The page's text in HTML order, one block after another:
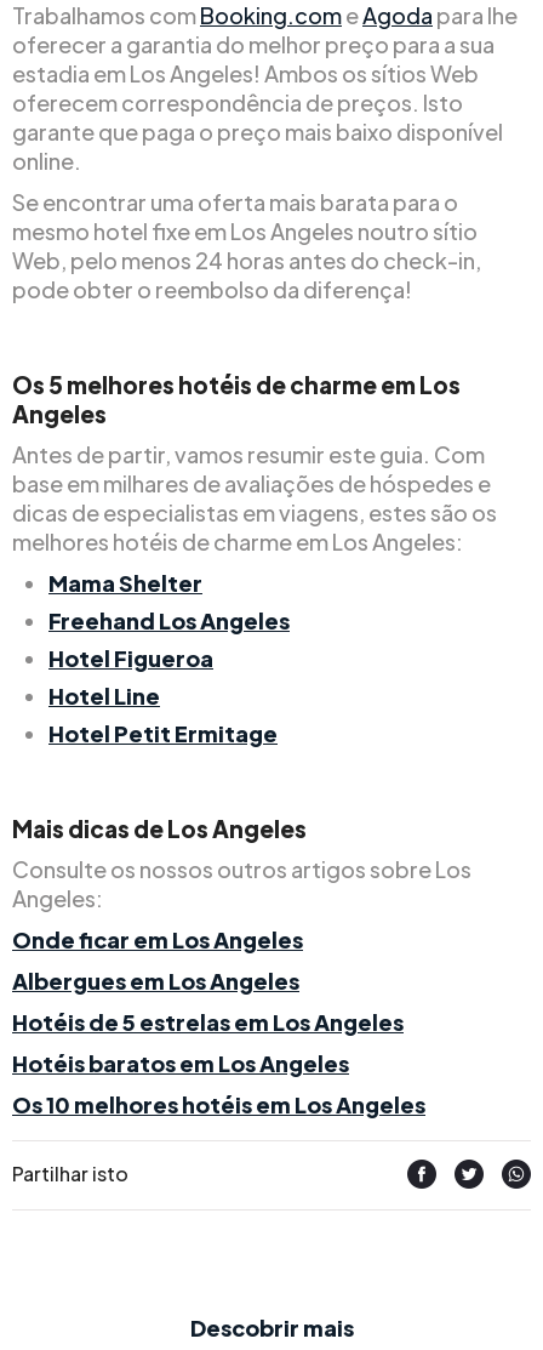
Trabalhamos comBooking.comeAgoda para lhe
oferecer a garantia do melhor preço para a sua
estadia em Los Angeles! Ambos os sítios Web
oferecem correspondência de preços. Isto
garante que paga o preço mais baixo disponível
online.
Se encontrar uma oferta mais barata para o
mesmo hotel fixe em Los Angeles noutro sítio
Web, pelo menos 24 horas antes do check-in,
pode obter o reembolso da diferença!
Os 5 melhores hotéis de charme em Los
Angeles
Antes de partir, vamos resumir este guia. Com
base em milhares de avaliações de hóspedes e
dicas de especialistas em viagens, estes são os
melhores hotéis de charme em Los Angeles:
Mama Shelter
Freehand Los Angeles
Hotel Figueroa
Hotel Line
Hotel Petit Ermitage
Mais dicas de Los Angeles
Consulte os nossos outros artigos sobre Los
Angeles:
Onde ficar em Los Angeles
Albergues em Los Angeles
Hotéis de 5 estrelas em Los Angeles
Hotéis baratos em Los Angeles
Os 10 melhores hotéis em Los Angeles
Partilhar isto
Descobrir mais